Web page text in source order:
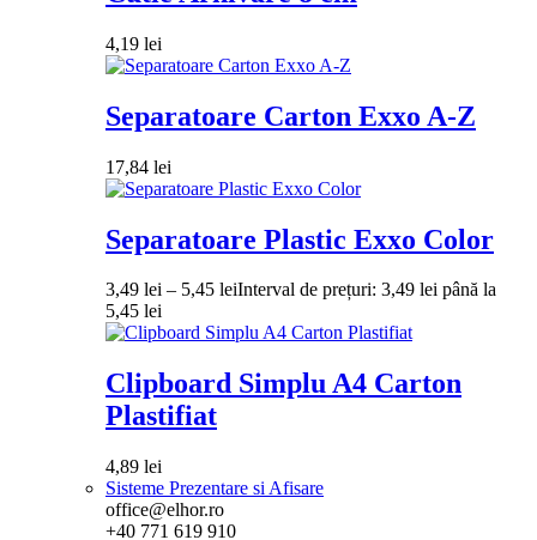
4,19 lei
Separatoare Carton Exxo A-Z
17,84 lei
Separatoare Plastic Exxo Color
3,49 lei – 5,45 leiInterval de prețuri: 3,49 lei până la
5,45 lei
Clipboard Simplu A4 Carton
Plastifiat
4,89 lei
Sisteme Prezentare si Afisare
office@elhor.ro
+40 771 619 910